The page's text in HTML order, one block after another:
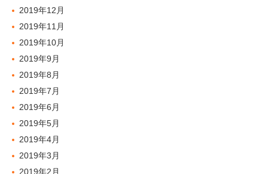
2019年12月
2019年11月
2019年10月
2019年9月
2019年8月
2019年7月
2019年6月
2019年5月
2019年4月
2019年3月
2019年2月